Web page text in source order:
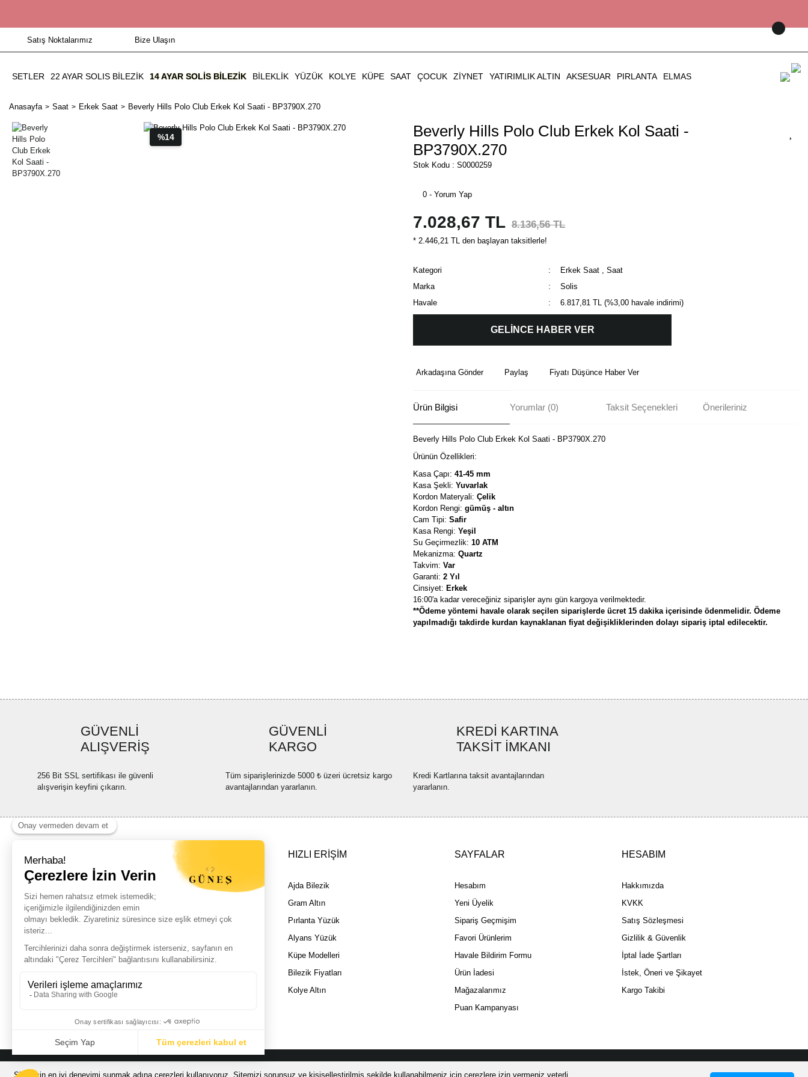
Sizin için en iyi deneyimi sunmak adına çerezleri kullanıyoruz. Sitemizi sorunsuz ve kişiselleştirilmiş şekilde kullanabilmeniz için çerezlere izin vermeniz yeterli.
Satış Noktalarımız Bize Ulaşın
SETLER 22 AYAR SOLIS BİLEZİK 14 AYAR SOLIS BILEZIK BILEKLIK YÜZÜK KOLYE KÜPE SAAT ÇOCUK ZIYNET YATIRIMLIK ALTIN AKSESUAR PIRLANTA ELMAS
Anasayfa Saat Erkek Saat Beverly Hills Polo Club Erkek Kol Saati - BP3790X.270
%14
Beverly Hills Polo Club Erkek Kol Saati -
BP3790X.270
Stok Kodu : S0000259
0 - Yorum Yap
7.028,67 TL 8.136,56 TL
* 2.446,21 TL den başlayan taksitlerle!
Kategori Erkek Saat , Saat
Marka
Solis
Havale
6.817,81 TL (%3,00 havale indirimi)
GELİNCE HABER VER
Arkadaşına Gönder Paylaş Fiyatı Düşünce Haber Ver
Ürün Bilgisi Yorumlar (0) Taksit Seçenekleri Önerileriniz
Beverly Hills Polo Club Erkek Kol Saati - BP3790X.270
Ürünün Özellikleri:
Kasa Çapı: 41-45 mm
Kasa Şekli: Yuvarlak
Kordon Materyali: Çelik
Kordon Rengi: gümüş - altın
Cam Tipi: Safir
Kasa Rengi: Yeşil
Su Geçirmezlik: 10 ATM
Mekanizma: Quartz
Takvim: Var
Garanti: 2 Yıl
Cinsiyet: Erkek
16:00'a kadar vereceğiniz siparişler aynı gün kargoya verilmektedir.
**Ödeme yöntemi havale olarak seçilen siparişlerde ücret 15 dakika içerisinde ödenmelidir. Ödeme
yapılmadığı takdirde kurdan kaynaklanan fiyat değişikliklerinden dolayı sipariş iptal edilecektir.
Ürün açıklamasında eksik bilgiler bulunuyor.
Ürün bilgilerinde hatalar bulunuyor.
Bu ürüne benzer farklı alternatifler olmalı.
GÜVENLİ
ALIŞVERİŞ
256 Bit SSL sertifikası ile güvenli
alışverişin keyfini çıkarın.
GÜVENLİ
KARGO
Tüm siparişlerinizde 5000 ₺ üzeri ücretsiz kargo
avantajlarından yararlanın.
KREDİ KARTINA
TAKSİT İMKANI
Kredi Kartlarına taksit avantajlarından
yararlanın.
HIZLI ERİŞİM
Ajda Bilezik
Gram Altın
Pırlanta Yüzük
Alyans Yüzük
Küpe Modelleri
Bilezik Fiyatları
Kolye Altın
SAYFALAR
Hesabım
Yeni Üyelik
Sipariş Geçmişim
Favori Ürünlerim
Havale Bildirim Formu
Ürün İadesi
Mağazalarımız
Puan Kampanyası
HESABIM
Hakkımızda
KVKK
Satış Sözleşmesi
Gizlilik & Güvenlik
İptal İade Şartları
İstek, Öneri ve Şikayet
Kargo Takibi